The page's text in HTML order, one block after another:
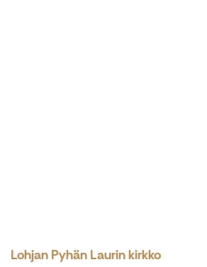
Lohjan Pyhän Laurin kirkko